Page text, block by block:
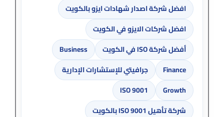
افضل شركة اصدار شهادات ايزو بالكويت
افضل شركات الايزو في الكويت
أفضل شركة ISO في الكويت
Business
Finance
جرافيتي للإستشارات الإدارية
Growth
ISO 9001
شركة تأهيل ISO 9001 بالكويت